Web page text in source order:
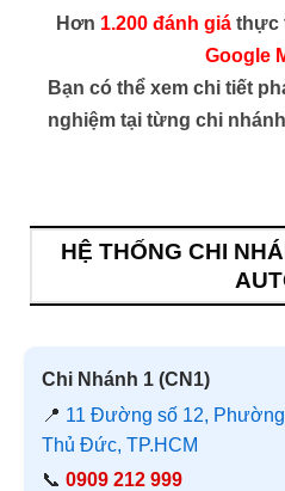
Hơn 1.200 đánh giá thực
Google
Bạn có thể xem chi tiết
nghiệm tại từng chi
HỆ THỐNG CHI
Chi Nhánh 1 (CN1)
📍 11 Đường số 12,
Thủ Đức, TP.HCM
📞 0909 212 999